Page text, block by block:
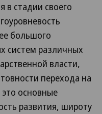
в стадии своего
большого
систем различных
власти,
перехода на
основные
развития, широту